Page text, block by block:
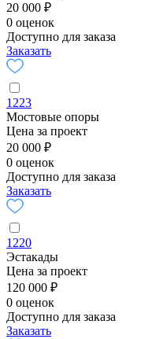
20 000 ₽
0 оценок
Доступно для заказа
Заказать
1223
Мостовые опоры
Цена за проект
20 000 ₽
0 оценок
Доступно для заказа
Заказать
1220
Эстакады
Цена за проект
120 000 ₽
0 оценок
Доступно для заказа
Заказать